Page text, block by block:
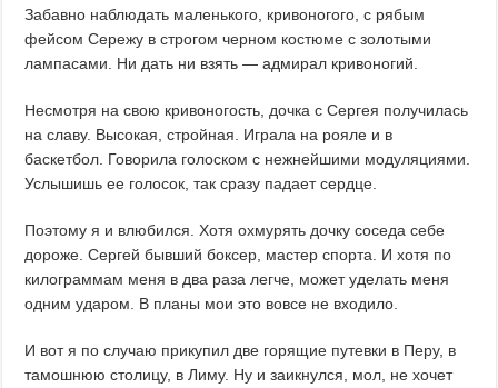
Забавно наблюдать маленького, кривоногого, с рябым
фейсом Сережу в строгом черном костюме с золотыми
лампасами. Ни дать ни взять — адмирал кривоногий.
Несмотря на свою кривоногость, дочка с Сергея получилась
на славу. Высокая, стройная. Играла на рояле и в
баскетбол. Говорила голоском с нежнейшими модуляциями.
Услышишь ее голосок, так сразу падает сердце.
Поэтому я и влюбился. Хотя охмурять дочку соседа себе
дороже. Сергей бывший боксер, мастер спорта. И хотя по
килограммам меня в два раза легче, может уделать меня
одним ударом. В планы мои это вовсе не входило.
И вот я по случаю прикупил две горящие путевки в Перу, в
тамошнюю столицу, в Лиму. Ну и заикнулся, мол, не хочет